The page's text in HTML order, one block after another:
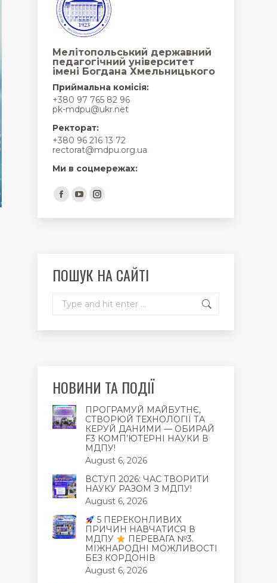
Мелітопольський державний
педагогічний університет
імені Богдана Хмельницького
Приймальна комісія:
+380 97 765 82 96
pk-mdpu@ukr.net
Ректорат:
+380 96 216 13 72
rectorat@mdpu.org.ua
Ми в соцмережах:
Find us on:
Facebook
page
window
YouTube
page
window
Instagram
page
window
ПОШУК НА САЙТІ
НОВИНИ ТА ПОДІЇ
ПРОГРАМУЙ МАЙБУТНЄ,
СТВОРЮЙ ТЕХНОЛОГІЇ ТА
КЕРУЙ ДАНИМИ — ОБИРАЙ
F3 КОМП’ЮТЕРНІ НАУКИ В
МДПУ!
August 6, 2026
ВСТУП 2026: ЧАС ТВОРИТИ
НАУКУ РАЗОМ З МДПУ!
August 6, 2026
5 ПЕРЕКОНЛИВИХ
ПРИЧИН НАВЧАТИСЯ В
МДПУ
ПЕРЕВАГА №3.
МІЖНАРОДНІ МОЖЛИВОСТІ
БЕЗ КОРДОНІВ
August 6, 2026